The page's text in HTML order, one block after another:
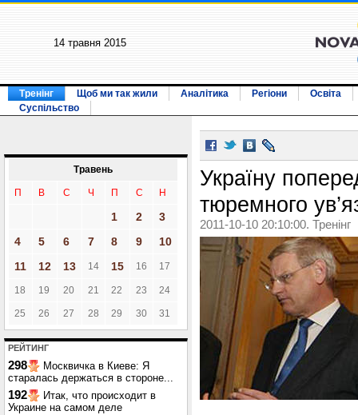
14 травня 2015
Тренінг Щоб ми так жили Аналітика Регіони
Освіта
Суспільство
Травень
П В С Ч П С Н
1 2
3
4
5 6 7 8 9
10
11
12 13 14 15 16 17
18 19 20 21 22 23 24
25 26 27 28 29 30 31
РЕЙТИНГ
298
Москвичка в Киеве: Я
старалась держаться в стороне...
192
Итак, что происходит в
Украине на самом деле
Україну
тюремного
2011-10-10 20:10:00. Тренінг